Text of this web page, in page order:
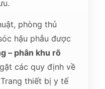
phòng thủ
hậu phẫu được
– phân khu rõ
các quy định về
thiết bị y tế